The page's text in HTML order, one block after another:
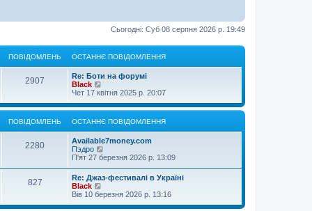
Сьогодні: Суб 08 серпня 2026 р. 19:49
ПОВІДОМЛЕНЬ ОСТАННЄ ПОВІДОМЛЕННЯ
2907
Re: Боти на форумі
Black
е
е
л
я
н
у
т
и
о
т
а
н
Чет 17 квітня 2025 р. 20:07
ПОВІДОМЛЕНЬ ОСТАННЄ ПОВІДОМЛЕННЯ
2280
Available7money.com
Пэдро
е
г
я
н
П'ят 27 березня 2026 р. 13:09
827
Re: Джаз-фестивалі в Україні
Black
е
Вів 10 березня 2026 р. 13:16